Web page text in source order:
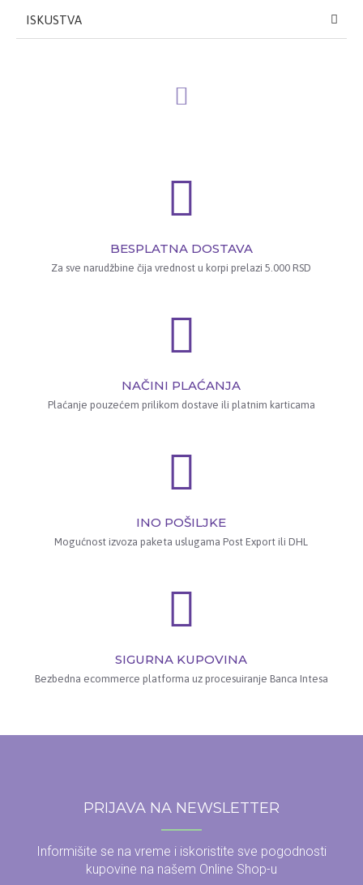
ISKUSTVA
BESPLATNA DOSTAVA
Za sve narudžbine čija vrednost u korpi prelazi 5.000 RSD
NAČINI PLAĆANJA
Plaćanje pouzećem prilikom dostave ili platnim karticama
INO POŠILJKE
Mogućnost izvoza paketa uslugama Post Export ili DHL
SIGURNA KUPOVINA
Bezbedna ecommerce platforma uz procesuiranje Banca Intesa
PRIJAVA NA NEWSLETTER
Informišite se na vreme i iskoristite sve pogodnosti
kupovine na našem Online Shop-u